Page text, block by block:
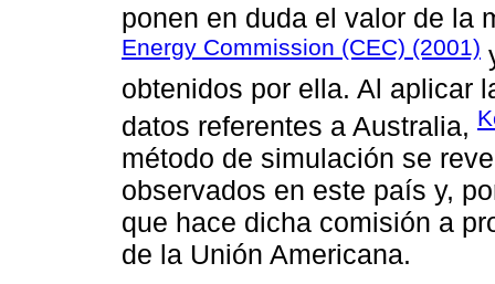
ponen en duda el valor de la
Energy Commission (CEC) (2001)
obtenidos por ella. Al aplicar
datos referentes a Australia,
método de simulación se
observados en este país y,
que hace dicha comisión a
de la Unión Americana.